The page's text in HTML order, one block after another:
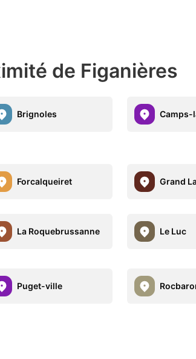
de Figanières
Brignoles Camps-
Forcalqueiret Grand
La Roquebrussanne Le Luc
Puget-ville